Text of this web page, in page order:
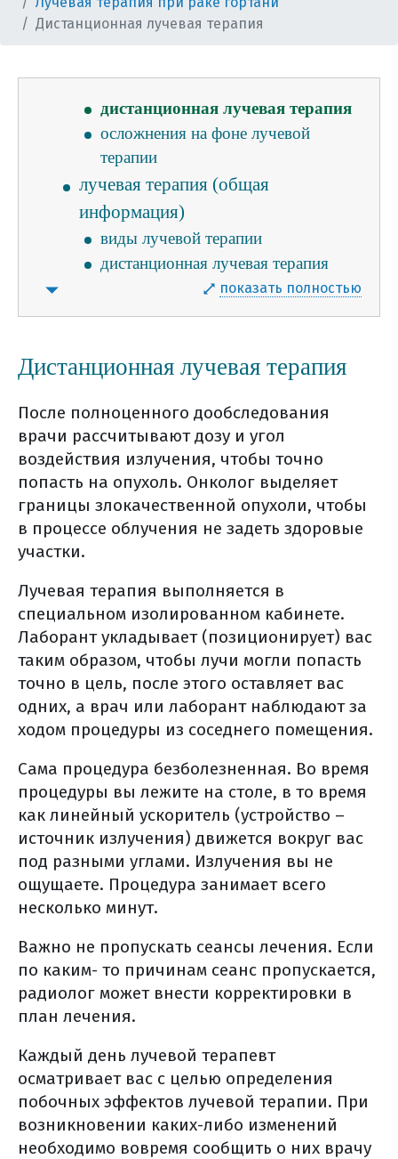
Дистанционная лучевая терапия
лечения
лучевая терапия при раке гортани
технология "кибер-нож"
дистанционная лучевая терапия
осложнения на фоне лучевой
терапии
лучевая терапия (общая
информация)
виды лучевой терапии
дистанционная лучевая терапия
контактная лучевая терапия
(брахитерапия)
лучевая терапия, моделированная
лучевая терапия, корректируемая
по изображениям (igrt)
стереотаксическая радиохирургия
(срх)
общие противопоказания к
лучевой терапии
терапии
питание на фоне лучевой терапии
химио- и химиолучевая терапия
рака гортани
основные схемы системной терапии
таргетная терапия
химиотерапия/таргетная терапия
(общая информация)
цель лекарственной терапии
что такое схема химиотерапии?
внутривенное введение
химиотерапии
другие способы получения
системной химиотерапии
таргетная терапия
что может стать мишенью для тт?
когда чаще применяется тт?
какие преимущества и недостатки тт?
иммунотерапия
где можно выполнить молекулярно-
генетическое исследование?
как получить свой
морфологический материал?
показать полностью
Дистанционная лучевая терапия
После полноценного дообследования
врачи рассчитывают дозу и угол
воздействия излучения, чтобы точно
попасть на опухоль. Онколог выделяет
границы злокачественной опухоли, чтобы
в процессе облучения не задеть здоровые
участки.
Лучевая терапия выполняется в
специальном изолированном кабинете.
Лаборант укладывает (позиционирует) вас
таким образом, чтобы лучи могли попасть
точно в цель, после этого оставляет вас
одних, а врач или лаборант наблюдают за
ходом процедуры из соседнего помещения.
Сама процедура безболезненная. Во время
процедуры вы лежите на столе, в то время
как линейный ускоритель (устройство –
источник излучения) движется вокруг вас
под разными углами. Излучения вы не
ощущаете. Процедура занимает всего
несколько минут.
Важно не пропускать сеансы лечения. Если
по каким- то причинам сеанс пропускается,
радиолог может внести корректировки в
план лечения.
Каждый день лучевой терапевт
осматривает вас с целью определения
побочных эффектов лучевой терапии. При
возникновении каких-либо изменений
необходимо вовремя сообщить о них врачу